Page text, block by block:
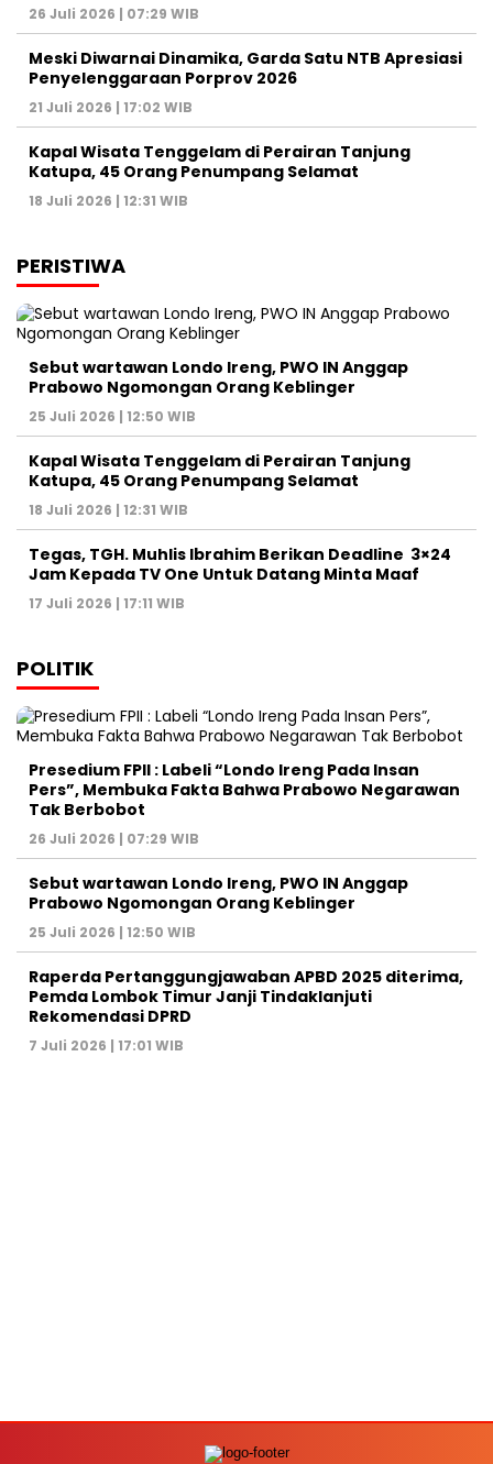
26 Juli 2026 | 07:29 WIB
Meski Diwarnai Dinamika, Garda Satu NTB Apresiasi
Penyelenggaraan Porprov 2026 ‎
21 Juli 2026 | 17:02 WIB
Kapal Wisata Tenggelam di Perairan Tanjung
Katupa, 45 Orang Penumpang Selamat
18 Juli 2026 | 12:31 WIB
PERISTIWA
Sebut wartawan Londo Ireng, PWO IN Anggap
Prabowo Ngomongan Orang Keblinger
25 Juli 2026 | 12:50 WIB
Kapal Wisata Tenggelam di Perairan Tanjung
Katupa, 45 Orang Penumpang Selamat
18 Juli 2026 | 12:31 WIB
Tegas, TGH. Muhlis Ibrahim Berikan Deadline 3×24
Jam Kepada TV One Untuk Datang Minta Maaf
17 Juli 2026 | 17:11 WIB
POLITIK
Presedium FPII : Labeli “Londo Ireng Pada Insan
Pers”, Membuka Fakta Bahwa Prabowo Negarawan
Tak Berbobot
26 Juli 2026 | 07:29 WIB
Sebut wartawan Londo Ireng, PWO IN Anggap
Prabowo Ngomongan Orang Keblinger
25 Juli 2026 | 12:50 WIB
Raperda Pertanggungjawaban APBD 2025 diterima,
Pemda Lombok Timur Janji Tindaklanjuti
Rekomendasi DPRD
7 Juli 2026 | 17:01 WIB